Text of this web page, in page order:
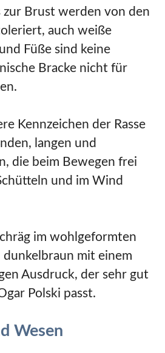
zur Brust werden von den
auch weiße
Füße sind keine
Bracke nicht für
Kennzeichen der Rasse
langen und
die beim Bewegen frei
und im Wind
im wohlgeformten
dunkelbraun mit einem
Ausdruck, der sehr gut
Polski passt.
Wesen